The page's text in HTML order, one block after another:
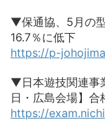
▼保通協、5月の
16.7％に低下
https://p-
▼日本遊技関連
日・広島会場】合
https://